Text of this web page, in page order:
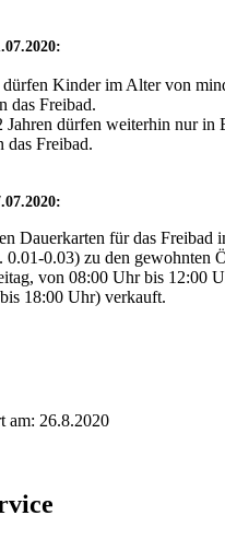
Kinder im Alter von
das Freibad.
Jahren dürfen weiterhin nur in
das Freibad.
Dauerkarten für das Freibad
0.03) zu den gewohnten
von 08:00 Uhr bis 12:00
18:00 Uhr) verkauft.
am: 26.8.2020